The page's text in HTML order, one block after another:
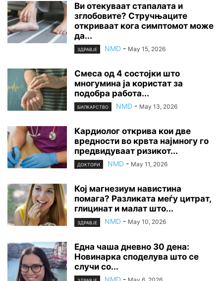
Ви отекуваат стапалата и
зглобовите? Стручњаците
откриваат кога симптомот може
да...
ЗДРАВЈЕ NMD - May 15, 2026
Смеса од 4 состојки што
многумина ја користат за
подобра работа...
БИЛКАРСТВО NMD - May 13, 2026
Кардиолог открива кои две
вредности во крвта најмногу го
предвидуваат ризикот...
ДОКТОРИ NMD - May 11, 2026
Кој магнезиум навистина
помага? Разликата меѓу цитрат,
глицинат и малат што...
ЗДРАВЈЕ NMD - May 10, 2026
Една чаша дневно 30 дена:
Новинарка споделува што се
случи со...
NMD -